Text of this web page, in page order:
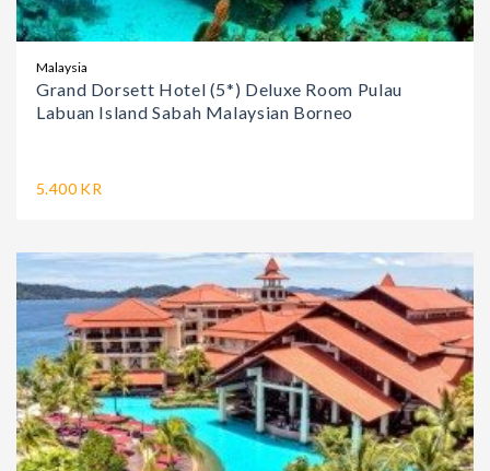
Malaysia
Grand Dorsett Hotel (5*) Deluxe Room Pulau
Labuan Island Sabah Malaysian Borneo
5.400 KR